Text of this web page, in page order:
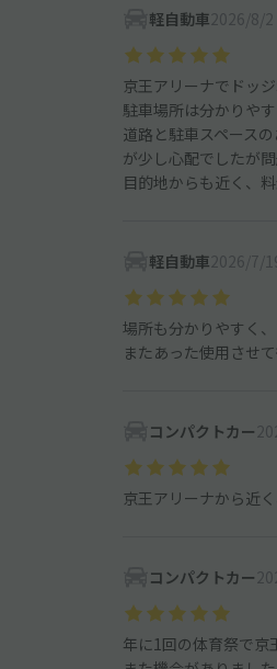
軽自動車2026/8/2
京王アリーナでドッ
駐車場所は分かりや
道路と駐車スペース
が少し心配でしたが
目的地からも近く、
軽自動車2026/7/
場所も分かりやすく
またあった使用させて
コンパクトカー
京王アリーナから近
コンパクトカー
年に1回の体育祭で京